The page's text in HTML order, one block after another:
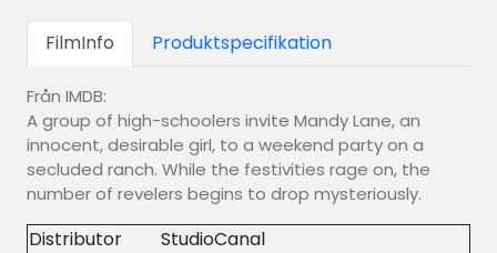
FilmInfo Produktspecifikation
Från IMDB:
A group of high-schoolers invite Mandy Lane, an
innocent, desirable girl, to a weekend party on a
secluded ranch. While the festivities rage on, the
number of revelers begins to drop mysteriously.
Distributor
StudioCanal